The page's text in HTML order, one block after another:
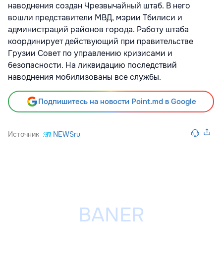
наводнения создан Чрезвычайный штаб. В него
вошли представители МВД, мэрии Тбилиси и
администраций районов города. Работу штаба
координирует действующий при правительстве
Грузии Совет по управлению кризисами и
безопасности. На ликвидацию последствий
наводнения мобилизованы все службы.
Подпишитесь на новости Point.md в Google
Источник NEWSru